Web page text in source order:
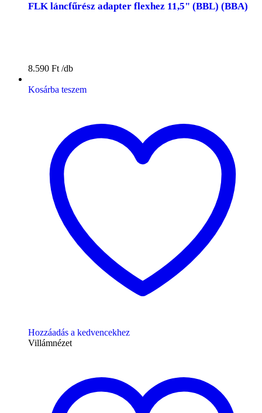
FLK láncfűrész adapter flexhez 11,5" (BBL) (BBA)
8.590 Ft
Kosárba teszem
Hozzáadás a kedvencekhez
Villámnézet